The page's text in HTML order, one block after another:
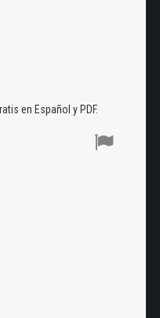
en Español y PDF.